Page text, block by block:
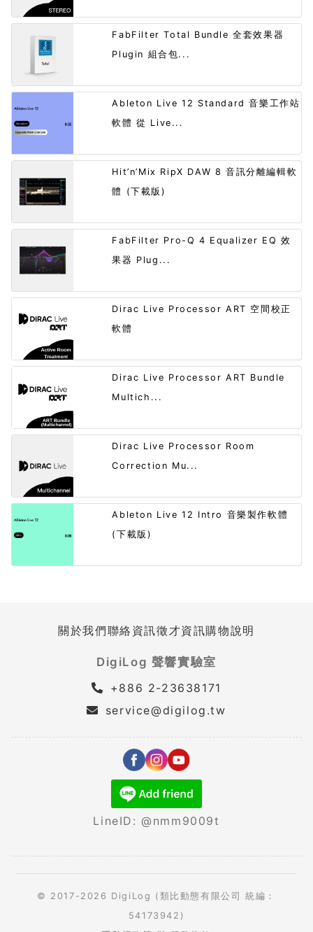
FabFilter Total Bundle 全套效果器
Plugin 組合包...
Ableton Live 12 Standard 音樂工作站
軟體 從 Live...
Hit’n’Mix RipX DAW 8 音訊分離編輯軟
體 (下載版)
FabFilter Pro-Q 4 Equalizer EQ 效
果器 Plug...
Dirac Live Processor ART 空間校正
軟體
Dirac Live Processor ART Bundle
Multich...
Dirac Live Processor Room
Correction Mu...
Ableton Live 12 Intro 音樂製作軟體
(下載版)
關於我們聯絡資訊徵才資訊購物說明
DigiLog 聲響實驗室
+886 2-23638171
service@digilog.tw
LineID: @nmm9009t
© 2017-2026 DigiLog (類比動態有限公司 統編：
54173942)